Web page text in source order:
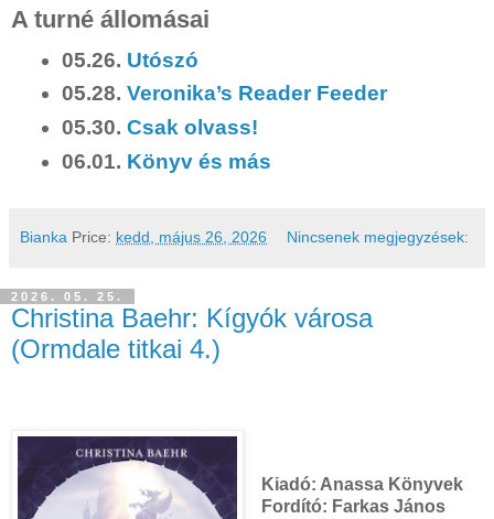
A turné állomásai
05.26. Utószó
05.28.Veronika’s Reader Feeder
05.30.Csak olvass!
06.01. Könyv és más
Bianka Price: kedd, május 26, 2026 Nincsenek megjegyzések:
2026. 05. 25.
Christina Baehr: Kígyók ​városa
(Ormdale titkai 4.)
Kiadó: Anassa Könyvek
Fordító: Farkas János